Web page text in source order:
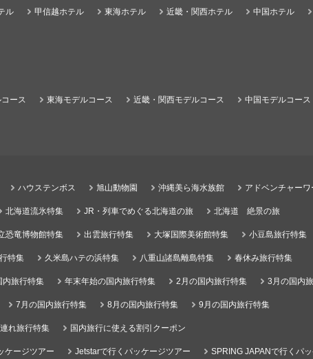
ル 甲信越ホテル 東海ホテル 近畿・関西ホテル 中国ホテル
ース 東海モデルコース 近畿・関西モデルコース 中国モデルコース
ハウステンボス 旭山動物園 沖縄美ら海水族館 アドベンチャーワ
北海道流氷特集 JR・列車でめぐる北海道の旅 北海道 絶景の旅
恐竜博物館特集 出雲旅行特集 大塚国際美術館特集 小豆島旅行特集
特集 久米島ハテの浜特集 八重山諸島離島特集 春休み旅行特集
内旅行特集 年末年始の国内旅行特集 2月の国内旅行特集 3月の国内
7月の国内旅行特集 8月の国内旅行特集 9月の国内旅行特集
れ旅行特集 国内旅行に使える割引クーポン
ケージツアー Jetstarで行くパッケージツアー SPRING JAPANで行くパ